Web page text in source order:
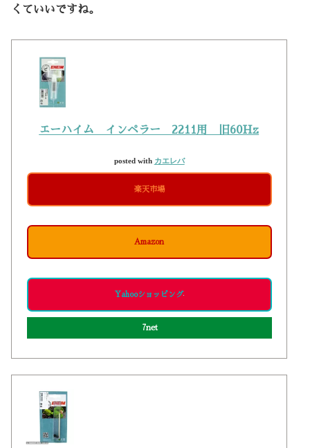
くていいですね。
エーハイム インペラー 2211用 旧60Hz
posted with カエレバ
楽天市場
Amazon
Yahooショッピング
7net